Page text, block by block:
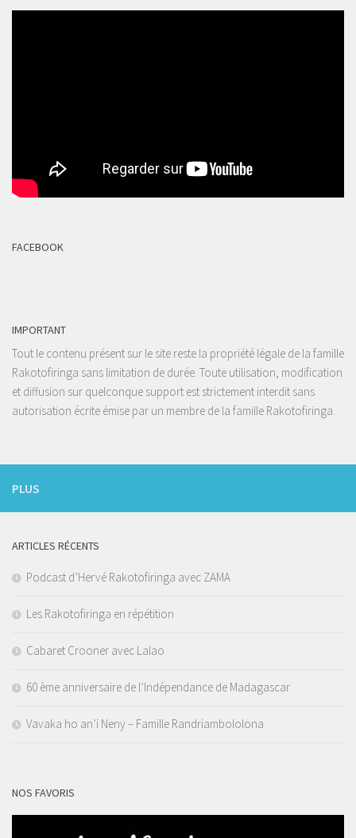
FACEBOOK
IMPORTANT
Tout le contenu présent sur le site reste la propriété légale de la famille
Rakotofiringa sans limitation de durée. Toute utilisation, modification
et diffusion sur quelconque support est strictement interdit sans
autorisation écrite émise par un membre de la famille Rakotofiringa.
PLUS
ARTICLES RÉCENTS
Podcast d’Hervé Rakotofiringa avec ZAMA
Les Rakotofiringa en répétition
Cabaret Crooner avec Lalao
60 ème anniversaire de l’Indépendance de Madagascar
Vavaka ho an’i Neny – Famille Randriambololona
NOS FAVORIS